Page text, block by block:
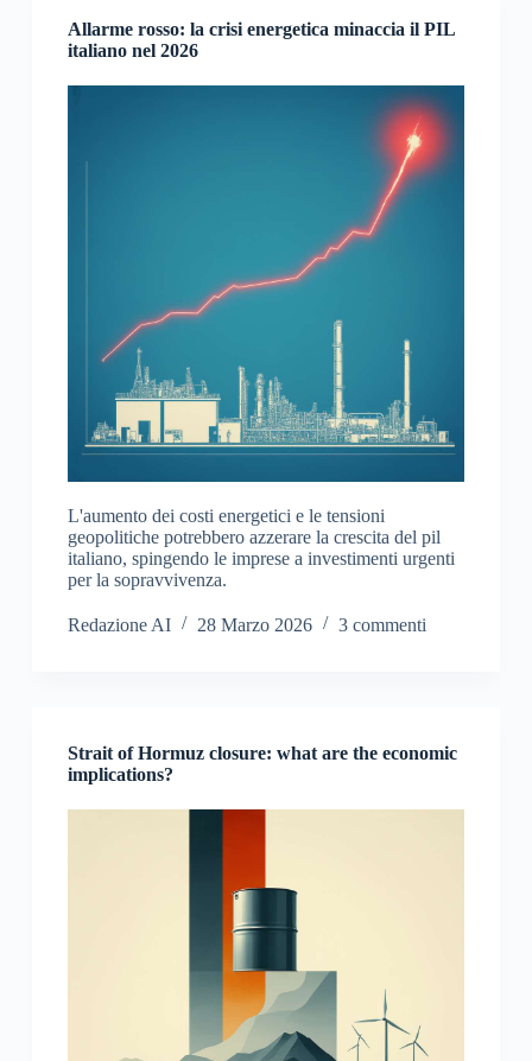
Allarme rosso: la crisi energetica minaccia il PIL
italiano nel 2026
L'aumento dei costi energetici e le tensioni
geopolitiche potrebbero azzerare la crescita del pil
italiano, spingendo le imprese a investimenti urgenti
per la sopravvivenza.
Redazione AI 28 Marzo 2026 3 commenti
Strait of Hormuz closure: what are the economic
implications?